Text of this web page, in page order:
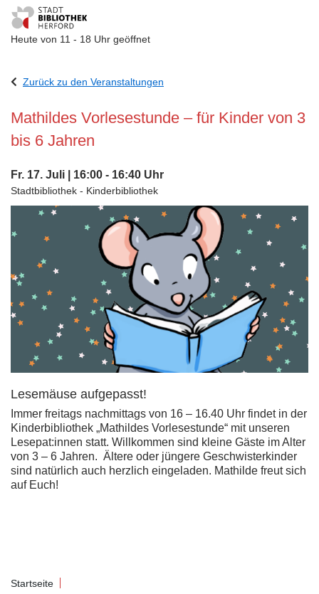
Assistenzsoftware
Heute von 11 - 18 Uhr geöffnet
Zurück zu den Veranstaltungen
Mathildes Vorlesestunde – für Kinder von 3
bis 6 Jahren
Fr. 17. Juli | 16:00 - 16:40 Uhr
Stadtbibliothek - Kinderbibliothek
Lesemäuse aufgepasst!
Immer freitags nachmittags von 16 – 16.40 Uhr findet in der
Kinderbibliothek „Mathildes Vorlesestunde“ mit unseren
Lesepat:innen statt. Willkommen sind kleine Gäste im Alter
von 3 – 6 Jahren. Ältere oder jüngere Geschwisterkinder
sind natürlich auch herzlich eingeladen. Mathilde freut sich
auf Euch!
Startseite